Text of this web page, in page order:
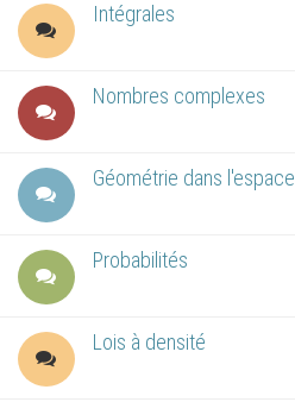
Intégrales
Nombres complexes
Géométrie dans l'espace
Probabilités
Lois à densité